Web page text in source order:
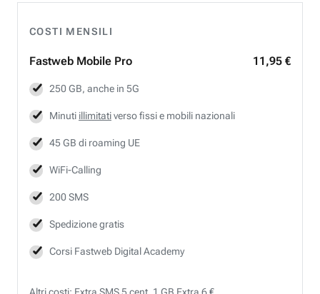
COSTI MENSILI
Fastweb Mobile Pro 11,95 €
250 GB, anche in 5G
Minuti illimitativerso fissi e mobili nazionali
45 GB di roaming UE
WiFi-Calling
200 SMS
Spedizione gratis
Corsi Fastweb Digital Academy
Altri costi: Extra SMS 5 cent, 1 GB Extra 6 €